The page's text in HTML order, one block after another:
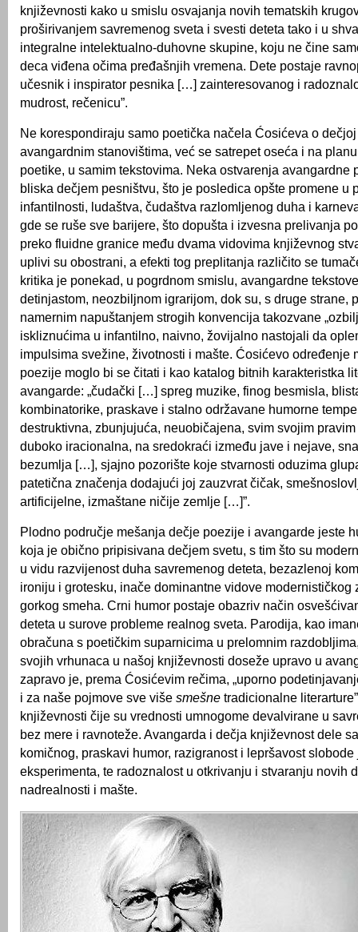
književnosti kako u smislu osvajanja novih tematskih
proširivanjem savremenog sveta i svesti deteta tako i u
integralne intelektualno-duhovne skupine, koju ne čine
deca viđena očima pređašnjih vremena. Dete postaje
učesnik i inspirator pesnika […] zainteresovanog i
mudrost, rečenicu”.
Ne korespondiraju samo poetička načela Ćosićeva o
avangardnim stanovištima, već se satrepet oseća i na
poetike, u samim tekstovima. Neka ostvarenja avangardne
bliska dečjem pesništvu, što je posledica opšte promene u
infantilnosti, ludaštva, čudaštva razlomljenog duha i
gde se ruše sve barijere, što dopušta i izvesna prelivanja
preko fluidne granice među dvama vidovima književnog
uplivi su obostrani, a efekti tog preplitanja različito se
kritika je ponekad, u pogrdnom smislu, avangardne
detinjastom, neozbiljnom igrarijom, dok su, s druge strane,
namernim napuštanjem strogih konvencija takozvane
iskliznućima u infantilno, naivno, žovijalno nastojali da
impulsima svežine, životnosti i mašte. Ćosićevo određenje
poezije moglo bi se čitati i kao katalog bitnih karakteristka
avangarde: „čudački […] spreg muzike, finog besmisla,
kombinatorike, praskave i stalno održavane humorne
destruktivna, zbunjujuća, neuobičajena, svim svojim
duboko iracionalna, na sredokraći između jave i nejave,
bezumlja […], sjajno pozorište koje stvarnosti oduzima
patetična značenja dodajući joj zauzvrat čičak,
artificijelne, izmaštane ničije zemlje […]”.
Plodno područje mešanja dečje poezije i avangarde jeste
koja je obično pripisivana dečjem svetu, s tim što su
u vidu razvijenost duha savremenog deteta, bezazlenoj
ironiju i grotesku, inače dominantne vidove modernističkog
gorkog smeha. Crni humor postaje obazriv način
deteta u surove probleme realnog sveta. Parodija, kao
obračuna s poetičkim suparnicima u prelomnim
svojih vrhunaca u našoj književnosti doseže upravo u
zapravo je, prema Ćosićevim rečima, „uporno
i za naše pojmove sve više smešne tradicionalne
književnosti čije su vrednosti umnogome devalvirane u
bez mere i ravnoteže. Avangarda i dečja književnost dele
komičnog, praskavi humor, razigranost i lepršavost
eksperimenta, te radoznalost u otkrivanju i stvaranju novih
nadrealnosti i mašte.